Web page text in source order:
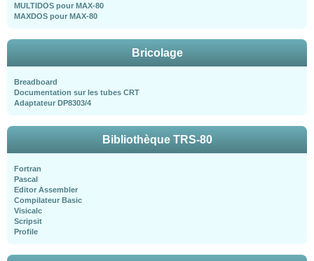
MULTIDOS pour MAX-80
MAXDOS pour MAX-80
Bricolage
Breadboard
Documentation sur les tubes CRT
Adaptateur DP8303/4
Bibliothèque TRS-80
Fortran
Pascal
Editor Assembler
Compilateur Basic
Visicalc
Scripsit
Profile